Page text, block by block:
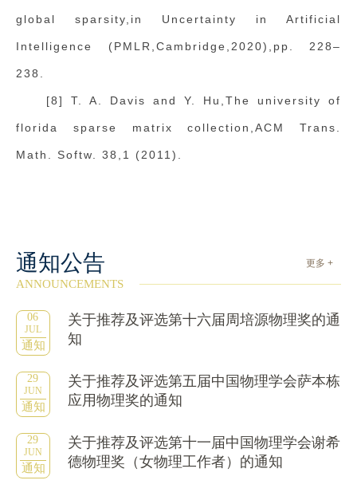
global sparsity,in Uncertainty in Artificial
Intelligence (PMLR,Cambridge,2020),pp. 228–
238.
[8] T. A. Davis and Y. Hu,The university of
florida sparse matrix collection,ACM Trans.
Math. Softw. 38,1 (2011).
通知公告 更多 +
ANNOUNCEMENTS
06
JUL
通知
关于推荐及评选第十六届周培源物理奖的通
知
29
JUN
通知
关于推荐及评选第五届中国物理学会萨本栋
应用物理奖的通知
29
JUN
通知
关于推荐及评选第十一届中国物理学会谢希
德物理奖（女物理工作者）的通知